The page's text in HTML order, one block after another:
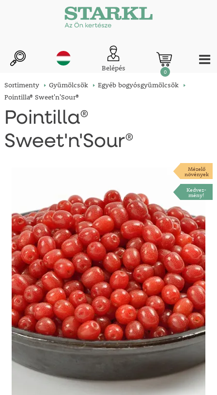
Belépés 0
Sortimenty Gyümölcsök
Egyéb bogyósgyümölcsök
Pointilla® Sweet'n'Sour®
Pointilla®
Sweet'n'Sour®
Mézelő
növények
Kedvez-
mény!